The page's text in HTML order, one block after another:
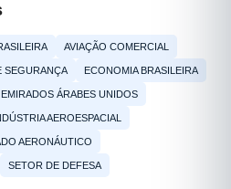
AVIAÇÃO COMERCIAL
SEGURANÇA ECONOMIA BRASILEIRA
EMIRADOS ÁRABES UNIDOS
AEROESPACIAL
AERONÁUTICO
SETOR DE DEFESA